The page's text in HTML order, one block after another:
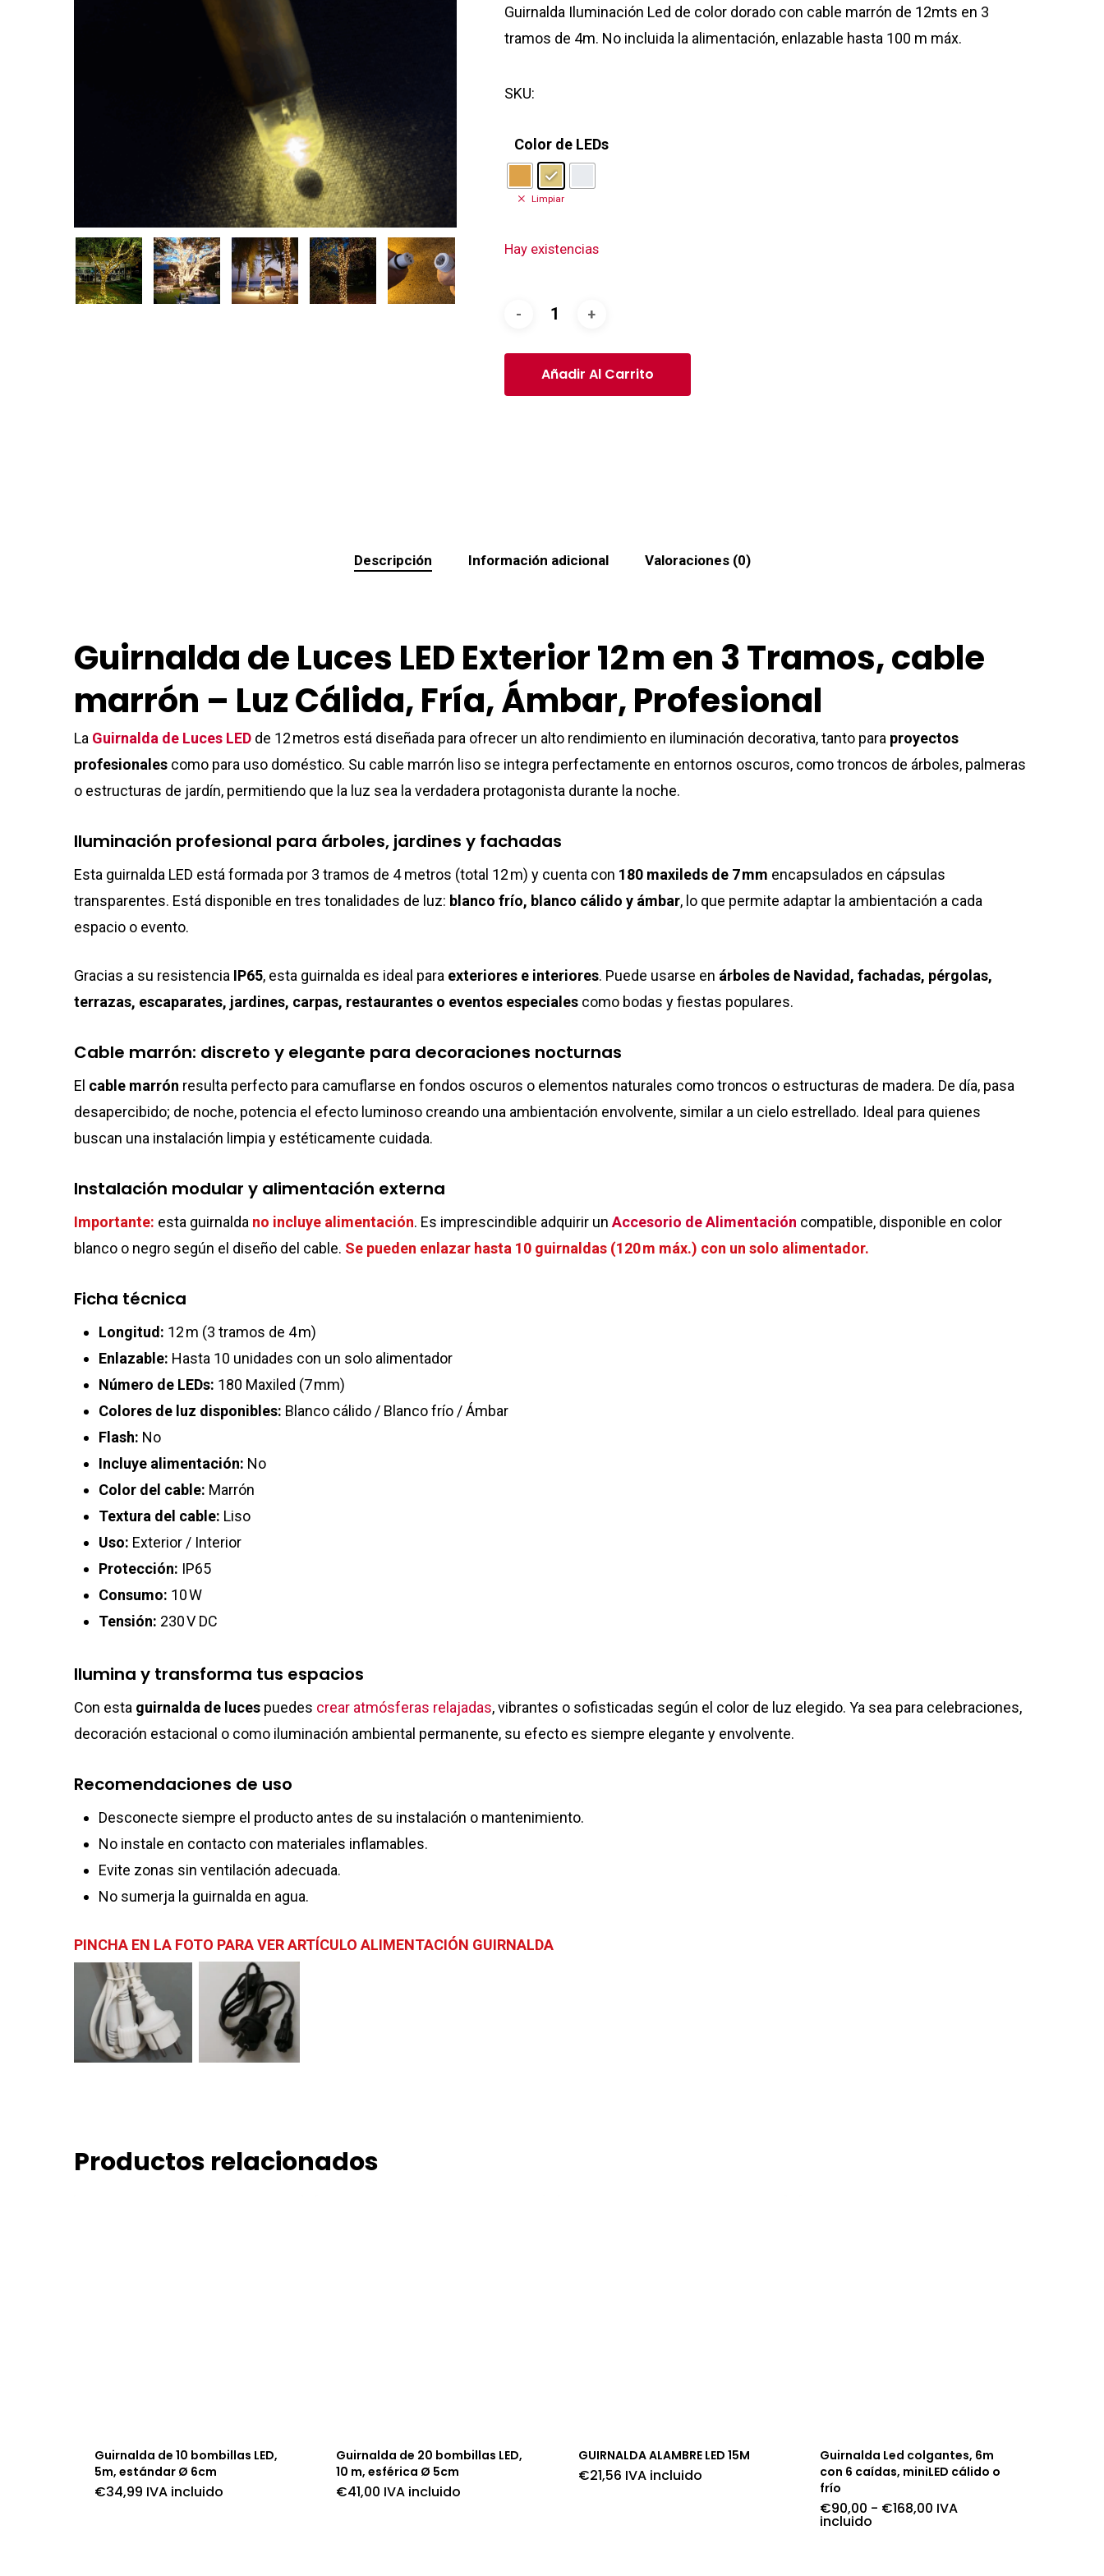
Guirnalda Iluminación Led de color dorado con cable marrón de 12mts en 3
tramos de 4m. No incluida la alimentación, enlazable hasta 100 m máx.
SKU:
Color de LEDs
Limpiar
Hay existencias
Añadir Al Carrito
Descripción Información adicional Valoraciones (0)
Guirnalda de Luces LED Exterior 12 m en 3 Tramos, cable
marrón – Luz Cálida, Fría, Ámbar, Profesional
La Guirnalda de Luces LED de 12 metros está diseñada para ofrecer un alto rendimiento en iluminación decorativa, tanto para proyectos
profesionales como para uso doméstico. Su cable marrón liso se integra perfectamente en entornos oscuros, como troncos de árboles, palmeras
o estructuras de jardín, permitiendo que la luz sea la verdadera protagonista durante la noche.
Iluminación profesional para árboles, jardines y fachadas
Esta guirnalda LED está formada por 3 tramos de 4 metros (total 12 m) y cuenta con 180 maxileds de 7 mm encapsulados en cápsulas
transparentes. Está disponible en tres tonalidades de luz: blanco frío, blanco cálido y ámbar, lo que permite adaptar la ambientación a cada
espacio o evento.
Gracias a su resistencia IP65, esta guirnalda es ideal para exteriores e interiores. Puede usarse en árboles de Navidad, fachadas, pérgolas,
terrazas, escaparates, jardines, carpas, restaurantes o eventos especiales como bodas y fiestas populares.
Cable marrón: discreto y elegante para decoraciones nocturnas
El cable marrón resulta perfecto para camuflarse en fondos oscuros o elementos naturales como troncos o estructuras de madera. De día, pasa
desapercibido; de noche, potencia el efecto luminoso creando una ambientación envolvente, similar a un cielo estrellado. Ideal para quienes
buscan una instalación limpia y estéticamente cuidada.
Instalación modular y alimentación externa
Importante: esta guirnalda no incluye alimentación. Es imprescindible adquirir unAccesorio de Alimentación compatible, disponible en color
blanco o negro según el diseño del cable. Se pueden enlazar hasta 10 guirnaldas (120 m máx.) con un solo alimentador.
Ficha técnica
Longitud: 12 m (3 tramos de 4 m)
Enlazable: Hasta 10 unidades con un solo alimentador
Número de LEDs: 180 Maxiled (7 mm)
Colores de luz disponibles: Blanco cálido / Blanco frío / Ámbar
Flash: No
Incluye alimentación: No
Color del cable: Marrón
Textura del cable: Liso
Uso: Exterior / Interior
Protección: IP65
Consumo: 10 W
Tensión: 230 V DC
Ilumina y transforma tus espacios
Con esta guirnalda de luces puedes crear atmósferas relajadas, vibrantes o sofisticadas según el color de luz elegido. Ya sea para celebraciones,
decoración estacional o como iluminación ambiental permanente, su efecto es siempre elegante y envolvente.
Recomendaciones de uso
Desconecte siempre el producto antes de su instalación o mantenimiento.
No instale en contacto con materiales inflamables.
Evite zonas sin ventilación adecuada.
No sumerja la guirnalda en agua.
PINCHA EN LA FOTO PARA VER ARTÍCULO ALIMENTACIÓN GUIRNALDA
Productos relacionados
Guirnalda de 10 bombillas LED,
5m, estándar Ø 6cm
€34,99 IVA incluido
Guirnalda de 20 bombillas LED,
10 m, esférica Ø 5cm
€41,00 IVA incluido
GUIRNALDA ALAMBRE LED 15M
€21,56 IVA incluido
Guirnalda Led colgantes, 6m
con 6 caídas, miniLED cálido o
frío
€90,00 - €168,00 Rango
IVA
incluido